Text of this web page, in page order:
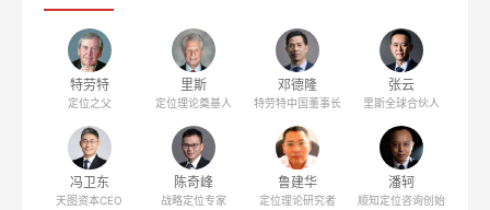
特劳特
定位之父
里斯
定位理论奠基人
邓德隆
特劳特中国董事长
张云
里斯全球合伙人
冯卫东
天图资本CEO
陈奇峰
战略定位专家
鲁建华
定位理论研究者
潘轲
顺知定位咨询创始